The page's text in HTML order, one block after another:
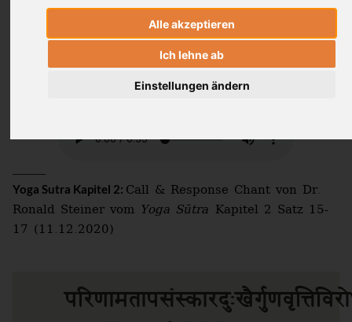
Alle akzeptieren
Ich lehne ab
Einstellungen ändern
allgegenwärtig! Doch Leiden hat auch
eine Ursache, nämlich Deine Anhaftung.
Löst Du diese Ursache auf, so löst sich
für Dich auch alles Leiden auf.
Yoga Sutra Kapitel 2: Call & Response Chant von Dr.
Ronald Steiner vom Yoga Sūtra Kapitel 2 Satz 15-
17 (11.12.2020)